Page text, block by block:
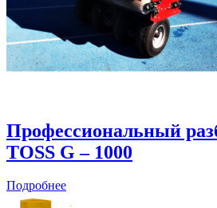
Профессиональный
TOSS G – 1000
Подробнее